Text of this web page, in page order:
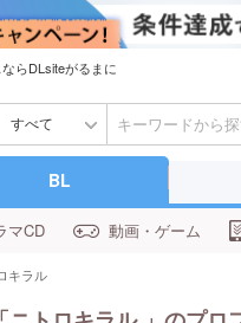
らDLsiteがるまに
すべて
BL
マCD 動画・ゲーム
キラル